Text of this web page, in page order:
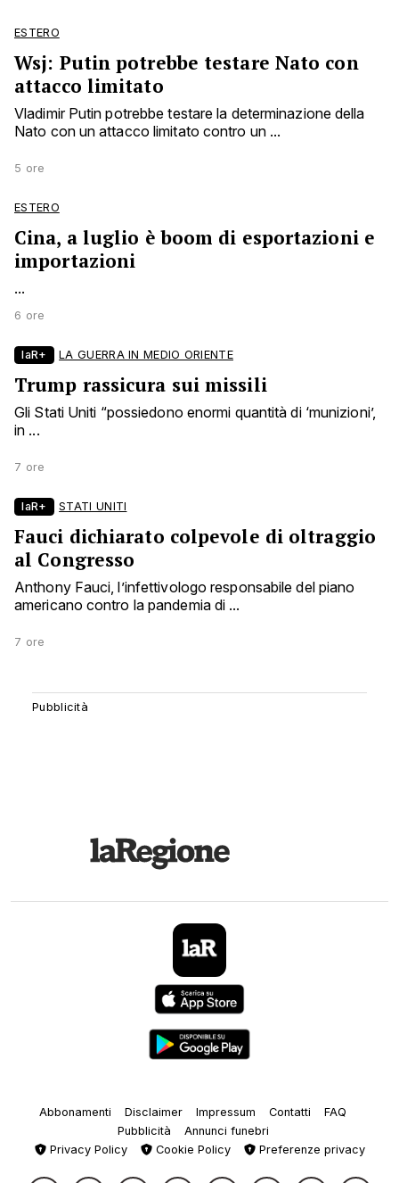
ESTERO
Wsj: Putin potrebbe testare Nato con
attacco limitato
Vladimir Putin potrebbe testare la determinazione della
Nato con un attacco limitato contro un ...
5 ore
ESTERO
Cina, a luglio è boom di esportazioni e
importazioni
...
6 ore
laR+ LA GUERRA IN MEDIO ORIENTE
Trump rassicura sui missili
Gli Stati Uniti “possiedono enormi quantità di ‘munizioni’,
in ...
7 ore
laR+ STATI UNITI
Fauci dichiarato colpevole di oltraggio
al Congresso
Anthony Fauci, l’infettivologo responsabile del piano
americano contro la pandemia di ...
7 ore
Abbonamenti Disclaimer Impressum Contatti
FAQ
Pubblicità
Annunci funebri
Privacy Policy
Cookie Policy Preferenze privacy